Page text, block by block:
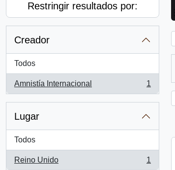
Restringir resultados por:
Creador
Todos
Amnistía Internacional
, 1 resultados
1
Lugar
Todos
Reino Unido
, 1 resultados
1